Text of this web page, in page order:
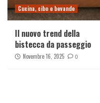
Cucina, cibo e bevande
Il nuovo trend della
bistecca da passeggio
Novembre 16, 2025 0